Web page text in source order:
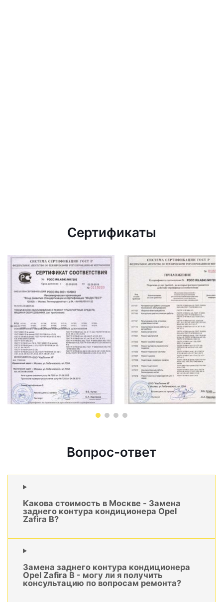
Сертификаты
Вопрос-ответ
Какова стоимость в Москве - Замена
заднего контура кондиционера Opel
Zafira B?
Замена заднего контура кондиционера
Opel Zafira B - могу ли я получить
консультацию по вопросам ремонта?